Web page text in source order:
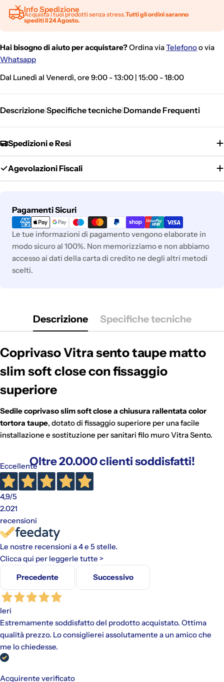
Gli addebiti avverranno automaticamente sul metodo di
Info Spedizione
Acquista i tuoi prodotti senza stress.Tutti gli ordini saranno
spediti il 24 Agosto.
Hai bisogno di aiuto per acquistare?Ordina viaTelefonoo via
Whatsapp
Dal Lunedì al Venerdì, ore 9:00 - 13:00 | 15:00 - 18:00
Descrizione|Specifiche tecniche|Domande Frequenti
Spedizioni e Resi
Agevolazioni Fiscali
Pagamenti Sicuri
Metodi
di
pagamento
Le tue informazioni di pagamento vengono elaborate in
modo sicuro al 100%. Non memorizziamo e non abbiamo
accesso ai dati della carta di credito ne degli altri metodi
scelti.
Descrizione Specifiche tecniche
Coprivaso Vitra sento taupe matto
slim soft close con fissaggio
superiore
Sedile coprivaso slim soft close a chiusura rallentata color
tortora taupe, dotato di fissaggio superiore per una facile
installazione e sostituzione per sanitari filo muro Vitra Sento.
Oltre 20.000 clienti soddisfatti!
Eccellente
4,9/5
2.021
recensioni
Le nostre recensioni a 4 e 5 stelle.
Clicca qui per leggerle tutte >
Precedente
Successivo
Ieri
Estremamente soddisfatto del prodotto acquistato. Ottima
qualità prezzo. Lo consiglierei assolutamente a un amico che
me lo chiedesse.
Acquirente verificato